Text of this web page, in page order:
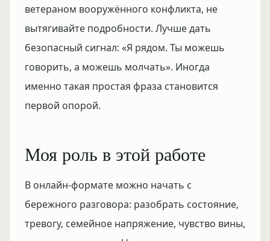
ветераном вооружённого конфликта, не
вытягивайте подробности. Лучше дать
безопасный сигнал: «Я рядом. Ты можешь
говорить, а можешь молчать». Иногда
именно такая простая фраза становится
первой опорой.
Моя роль в этой работе
В онлайн-формате можно начать с
бережного разговора: разобрать состояние,
тревогу, семейное напряжение, чувство вины,